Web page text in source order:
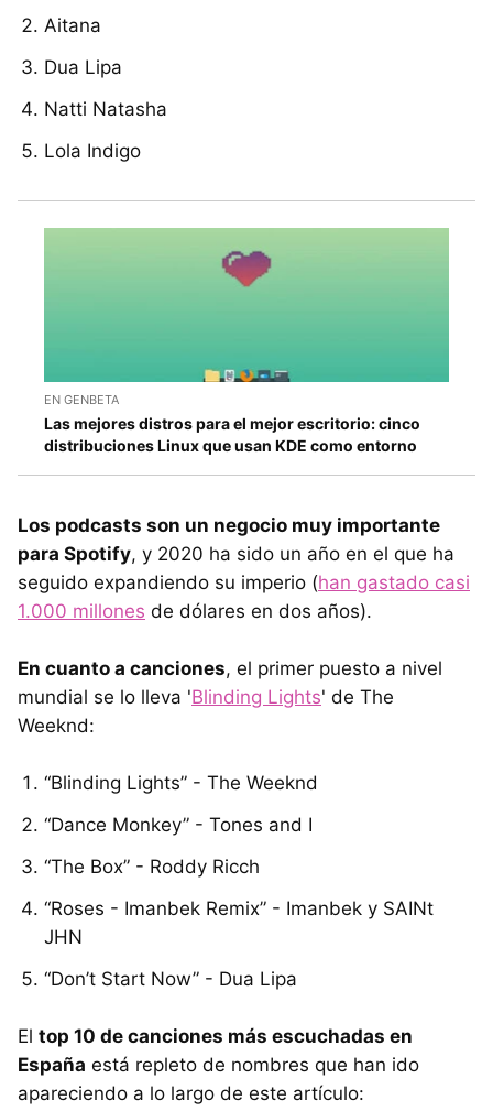
Aitana
Dua Lipa
Natti Natasha
Lola Indigo
EN GENBETA
Las mejores distros para el mejor escritorio: cinco
distribuciones Linux que usan KDE como entorno
Los podcasts son un negocio muy importante
para Spotify, y 2020 ha sido un año en el que ha
seguido expandiendo su imperio (han gastado casi
1.000 millones de dólares en dos años).
En cuanto a canciones, el primer puesto a nivel
mundial se lo lleva 'Blinding Lights' de The
Weeknd:
“Blinding Lights” - The Weeknd
“Dance Monkey” - Tones and I
“The Box” - Roddy Ricch
“Roses - Imanbek Remix” - Imanbek y SAINt
JHN
“Don’t Start Now” - Dua Lipa
El top 10 de canciones más escuchadas en
España está repleto de nombres que han ido
apareciendo a lo largo de este artículo: